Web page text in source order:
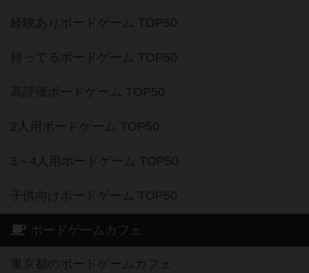
経験ありボードゲーム TOP50
持ってるボードゲーム TOP50
高評価ボードゲーム TOP50
2人用ボードゲーム TOP50
3～4人用ボードゲーム TOP50
子供向けボードゲーム TOP50
ボードゲームカフェ
東京都のボードゲームカフェ